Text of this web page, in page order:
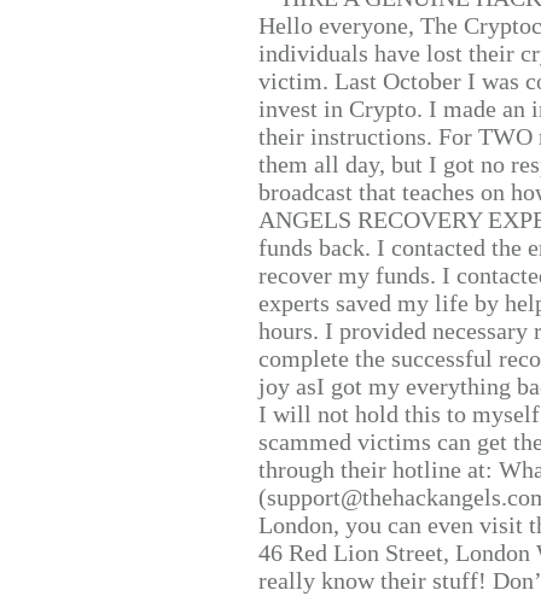
Hello everyone, The
individuals have lost their
victim. Last October I was
invest in Crypto. I made
their instructions. For TWO
them all day, but I got no
broadcast that teaches on
ANGELS RECOVERY
funds back. I contacted the
recover my funds. I
experts saved my life by
hours. I provided
complete the successful
joy asI got my everything
I will not hold this to
scammed victims can get
through their hotline at:
London, you can even visit
46 Red Lion Street, London
really know their stuff!